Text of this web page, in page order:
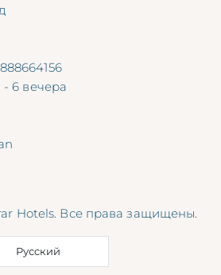
- 6 вечера
Hotels. Все права защищены.
Русский